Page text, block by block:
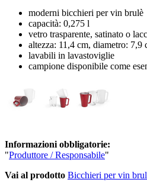
moderni bicchieri per vin brulè
capacità: 0,275 l
vetro trasparente, satinato o
altezza: 11,4 cm, diametro: 7,9
lavabili in lavastoviglie
campione disponibile come
Informazioni obbligatorie:
"Produttore / Responsabile"
Vai al prodotto Bicchieri per vin